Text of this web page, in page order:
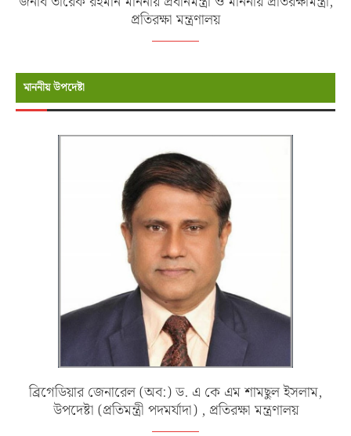
প্রতিরক্ষা মন্ত্রণালয়
মাননীয় উপদেষ্টা
ব্রিগেডিয়ার জেনারেল (অব:) ড. এ কে এম শামছুল ইসলাম,
উপদেষ্টা (প্রতিমন্ত্রী পদমর্যাদা) , প্রতিরক্ষা মন্ত্রণালয়